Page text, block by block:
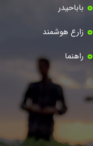
باباحیدر
زارع هوشمند
راهنما